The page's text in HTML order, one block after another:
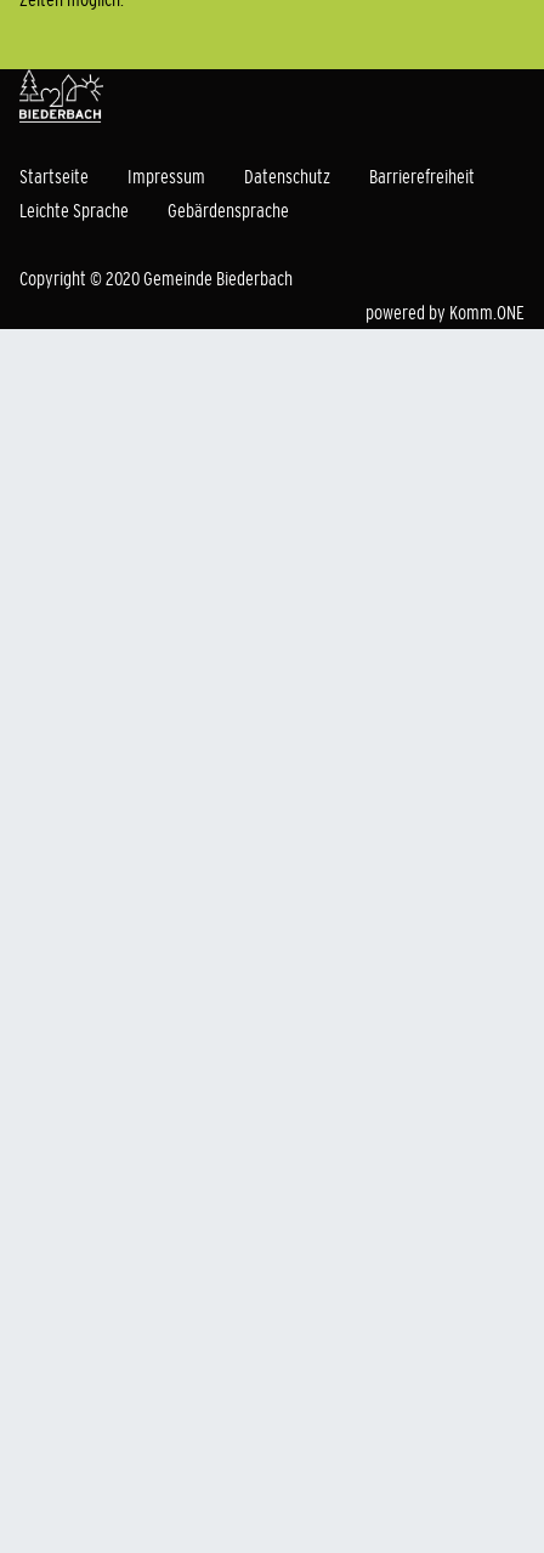
Startseite Impressum Datenschutz
Barrierefreiheit
Leichte Sprache
Gebärdensprache
Copyright © 2020 Gemeinde Biederbach
powered by Komm.ONE